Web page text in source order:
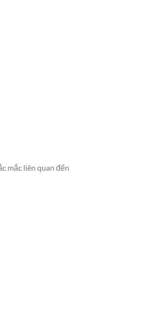
mắc liên quan đến